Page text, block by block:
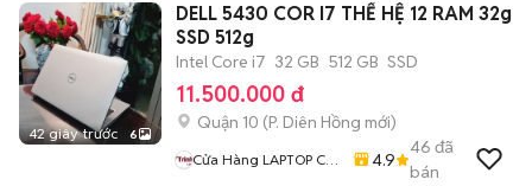
42 giây trước 6
DELL 5430 COR I7 THẾ HỆ 12 RAM 32g
SSD 512g
Intel Core i7 32 GB 512 GB SSD
11.500.000 đ
Quận 10 (P. Diên Hồng mới)
Cửa Hàng LAPTOP Cũ
4.9
46 đã
bán